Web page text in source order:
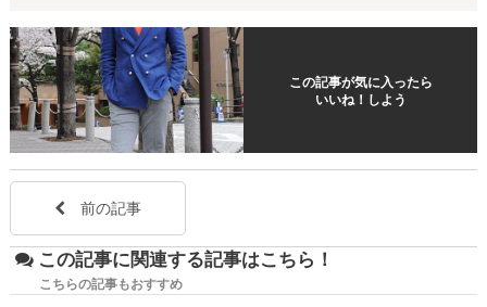
この記事が気に入ったら
いいね！しよう
前の記事
この記事に関連する記事はこちら！
こちらの記事もおすすめ